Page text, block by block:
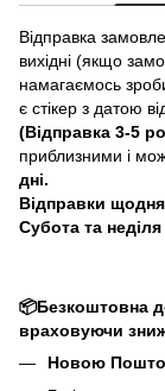
Відправка
вихідні (якщо
намагаємось
є стікер з датою
(Відправка 3-5
приблизними і
дні.
Відправки
Субота та
📦Безкоштовна
враховуючи
Новою